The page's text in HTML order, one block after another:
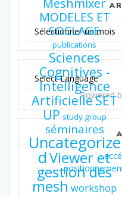
Meshmixer
MODELES ET
SOCLAGE
publications
Sciences
Cognitives -
Intelligence
ArtificielleSET
UP study group
séminaires
Uncategorize
dViewer et
gestion des
mesh workshop
Powered